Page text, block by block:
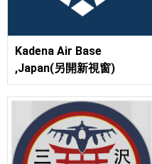
Kadena Air Base
,Japan(另開新視窗)